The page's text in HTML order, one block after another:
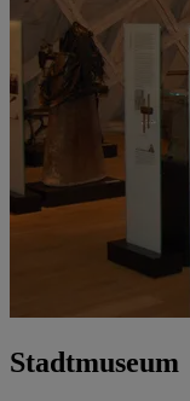
Stadtmuseum